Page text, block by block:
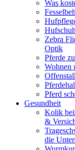
Was
Zebra
Optik
Pferde
Wohnen
Pferd
Gesundheit
Kolik
&
die